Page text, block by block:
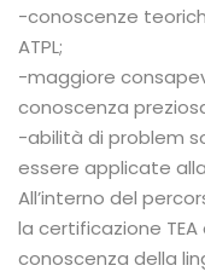
-conoscenze
ATPL;
-maggiore
conoscenza
-abilità di problem
essere applicate
All’interno del
la certificazione TEA
conoscenza della